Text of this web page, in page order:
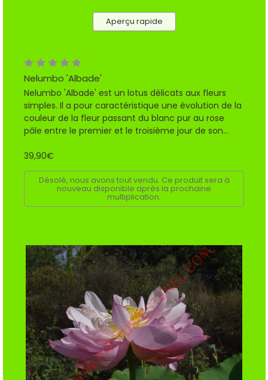
Aperçu rapide
Nelumbo 'Albade'
Nelumbo 'Albade' est un lotus délicats aux fleurs
simples. Il a pour caractéristique une évolution de la
couleur de la fleur passant du blanc pur au rose
pâle entre le premier et le troisième jour de son...
39,90€
Désolé, nous avons tout vendu. Ce produit sera à
nouveau disponible après la prochaine
multiplication.